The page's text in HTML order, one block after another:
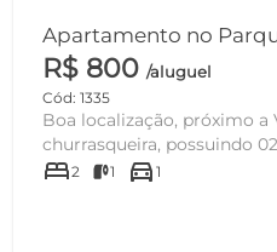
R$ 800 /aluguel
Cód: 1335
Boa localização, próximo
churrasqueira, possuindo
bed2 1 directions_car 1